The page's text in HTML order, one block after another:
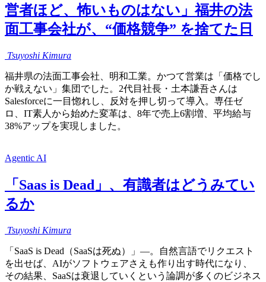
営者ほど、怖いものはない」福井の法
面工事会社が、“価格競争” を捨てた日
Tsuyoshi Kimura
福井県の法面工事会社、明和工業。かつて営業は「価格でし
か戦えない」集団でした。2代目社長・土本謙吾さんは
Salesforceに一目惚れし、反対を押し切って導入。専任ゼ
ロ、IT素人から始めた変革は、8年で売上6割増、平均給与
38%アップを実現しました。
Agentic AI
「Saas is Dead」、有識者はどうみてい
るか
Tsuyoshi Kimura
「SaaS is Dead（SaaSは死ぬ）」―。自然言語でリクエスト
を出せば、AIがソフトウェアさえも作り出す時代になり、
その結果、SaaSは衰退していくという論調が多くのビジネス